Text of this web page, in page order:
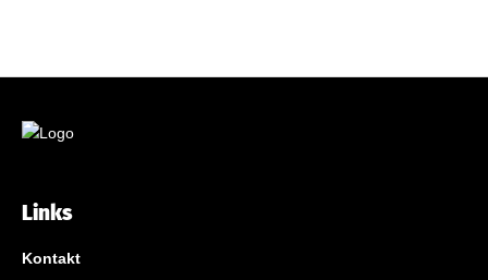
Links
Kontakt